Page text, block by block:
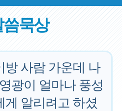
묵상
방 사람 가운데 나
광이 얼마나 풍성
알리려고 하셨